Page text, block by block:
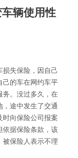
车辆使用性
失保险，因自己
己的车在网约车平
务。没过多久，在
途中发生了交通
时向保险公司报案
依据保险条款，该
被保险人表示不理